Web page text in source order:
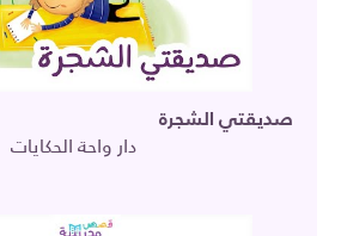
صديقتي الشجرة
دار واحة الحكايات